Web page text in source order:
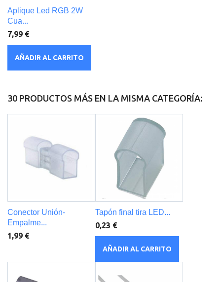
Aplique Led RGB 2W
Cua...
7,99 €
AÑADIR AL CARRITO
30 PRODUCTOS MÁS EN LA MISMA CATEGORÍA:
Conector Unión-
Empalme...
1,99 €
Tapón final tira LED...
0,23 €
AÑADIR AL CARRITO